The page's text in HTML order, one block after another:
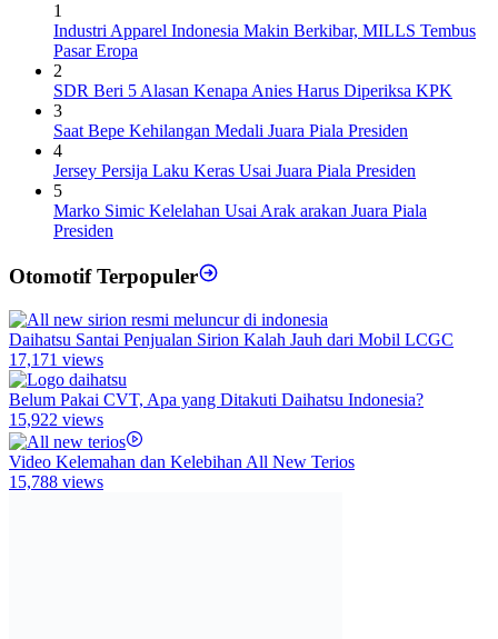
1
Industri Apparel Indonesia Makin Berkibar, MILLS Tembus
Pasar Eropa
2
SDR Beri 5 Alasan Kenapa Anies Harus Diperiksa KPK
3
Saat Bepe Kehilangan Medali Juara Piala Presiden
4
Jersey Persija Laku Keras Usai Juara Piala Presiden
5
Marko Simic Kelelahan Usai Arak arakan Juara Piala
Presiden
Otomotif Terpopuler
Daihatsu Santai Penjualan Sirion Kalah Jauh dari Mobil LCGC
17,171 views
Belum Pakai CVT, Apa yang Ditakuti Daihatsu Indonesia?
15,922 views
Video Kelemahan dan Kelebihan All New Terios
15,788 views